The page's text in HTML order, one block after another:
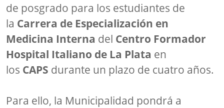
de posgrado para los estudiantes de
la Carrera de Especialización en
Medicina Interna del Centro Formador
Hospital Italiano de La Plata en
los CAPS durante un plazo de cuatro años.
Para ello, la Municipalidad pondrá a